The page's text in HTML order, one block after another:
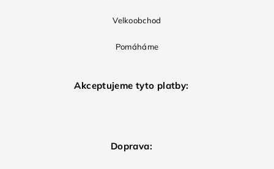
Velkoobchod
Pomáháme
Akceptujeme tyto platby:
Doprava: